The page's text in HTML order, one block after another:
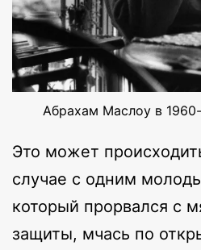
Абрахам Маслоу в
Это может
случае с одним
который прорвался с
защиты, мчась по